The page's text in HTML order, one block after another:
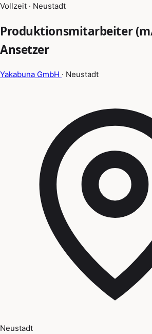
Vollzeit · Neustadt
Produktionsmitarbeiter
Ansetzer
Yakabuna GmbH · Neustadt
Neustadt